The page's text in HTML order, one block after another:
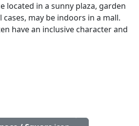
located in a sunny plaza, garden
may be indoors in a mall.
have an inclusive character and